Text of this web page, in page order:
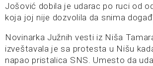
Jošović dobila je udarac po ruci od
koja joj nije dozvolila da snima
Novinarka Južnih vesti iz Niša
izveštavala je sa protesta u Nišu
napao pristalica SNS. Umesto da